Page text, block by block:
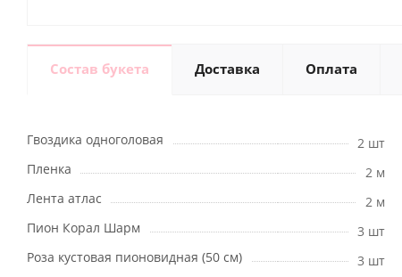
Состав букета Доставка Оплата
Гвоздика одноголовая
2 шт
Пленка
2 м
Лента атлас
2 м
Пион Корал Шарм
3 шт
Роза кустовая пионовидная (50 см)
3 шт